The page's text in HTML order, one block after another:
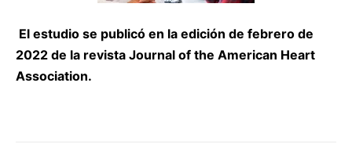
El estudio se publicó en la edición de febrero de
2022 de la revista Journal of the American Heart
Association.